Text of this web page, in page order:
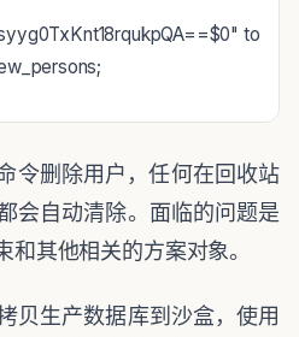
to
令删除用户，任何在回收站
会自动清除。面临的问题是
其他相关的方案对象。
贝生产数据库到沙盒，使用